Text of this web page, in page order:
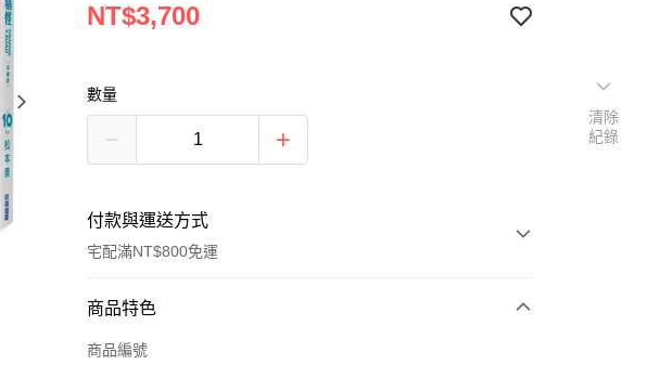
NT$3,700
數量
付款與運送方式
宅配滿NT$800免運
付款方式
信用卡一次付款
商品特色
商品編號
清除
紀錄